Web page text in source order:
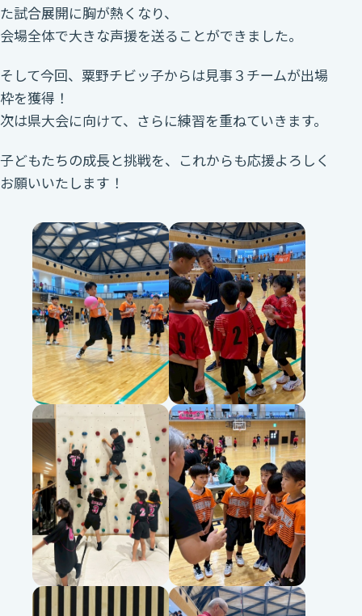
た試合展開に胸が熱くなり、
会場全体で大きな声援を送ることができました。
そして今回、粟野チビッ子からは見事３チームが出場
枠を獲得！
次は県大会に向けて、さらに練習を重ねていきます。
子どもたちの成長と挑戦を、これからも応援よろしく
お願いいたします！